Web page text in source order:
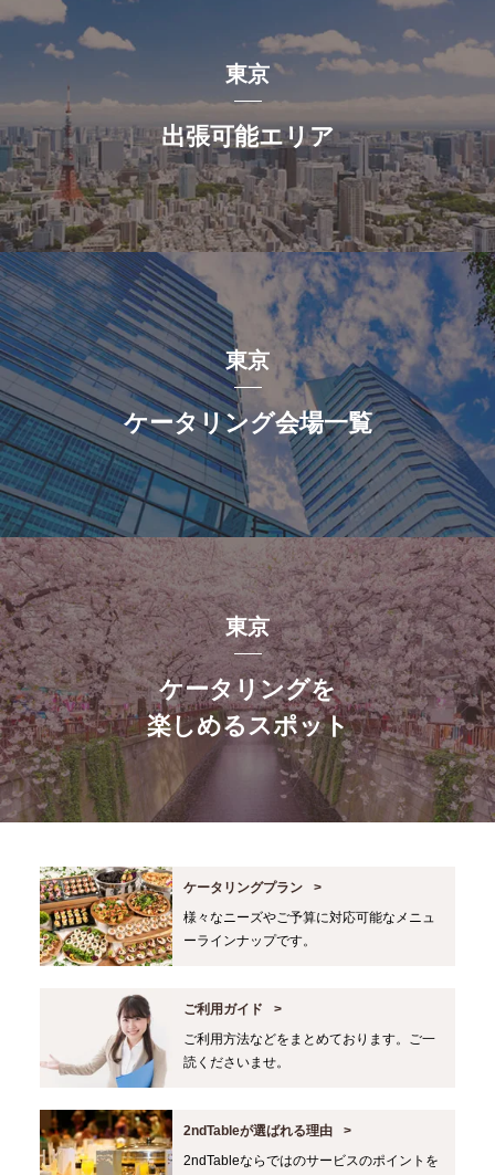
東京
出張可能エリア
東京
ケータリング会場一覧
東京
ケータリングを
楽しめるスポット
ケータリングプラン
様々なニーズやご予算に対応可能なメニュ
ーラインナップです。
ご利用ガイド
ご利用方法などをまとめております。ご一
読くださいませ。
2ndTableが選ばれる理由
2ndTableならではのサービスのポイントを